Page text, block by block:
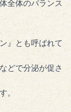
全体のバランス
』とも呼ばれて
どで分泌が促さ
。